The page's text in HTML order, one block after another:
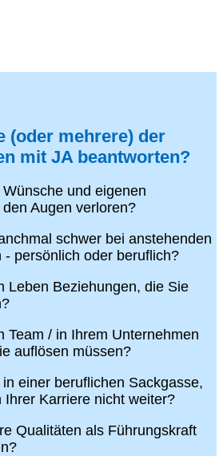
(oder mehrere) der
mit JA beantworten?
und eigenen
Augen verloren?
schwer bei anstehenden
- persönlich oder beruflich?
Leben Beziehungen, die Sie
Team / in Ihrem Unternehmen
auflösen müssen?
einer beruflichen Sackgasse,
Ihrer Karriere nicht weiter?
Qualitäten als Führungskraft